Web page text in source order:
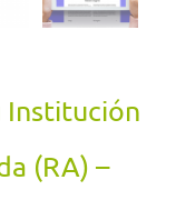
Institución
(RA) –